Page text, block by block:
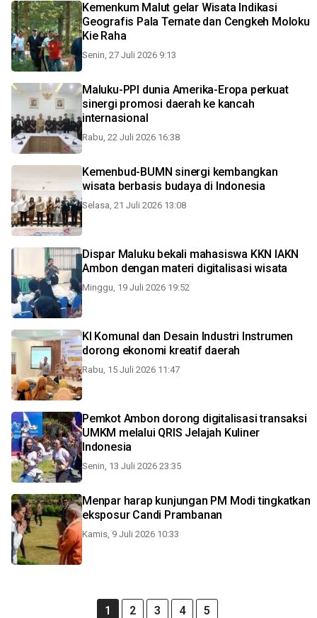
Kemenkum Malut gelar Wisata Indikasi
Geografis Pala Ternate dan Cengkeh Moloku
Kie Raha
Senin, 27 Juli 2026 9:13
Maluku-PPI dunia Amerika-Eropa perkuat
sinergi promosi daerah ke kancah
internasional
Rabu, 22 Juli 2026 16:38
Kemenbud-BUMN sinergi kembangkan
wisata berbasis budaya di Indonesia
Selasa, 21 Juli 2026 13:08
Dispar Maluku bekali mahasiswa KKN IAKN
Ambon dengan materi digitalisasi wisata
Minggu, 19 Juli 2026 19:52
KI Komunal dan Desain Industri Instrumen
dorong ekonomi kreatif daerah
Rabu, 15 Juli 2026 11:47
Pemkot Ambon dorong digitalisasi transaksi
UMKM melalui QRIS Jelajah Kuliner
Indonesia
Senin, 13 Juli 2026 23:35
Menpar harap kunjungan PM Modi tingkatkan
eksposur Candi Prambanan
Kamis, 9 Juli 2026 10:33
1 2 3 4 5